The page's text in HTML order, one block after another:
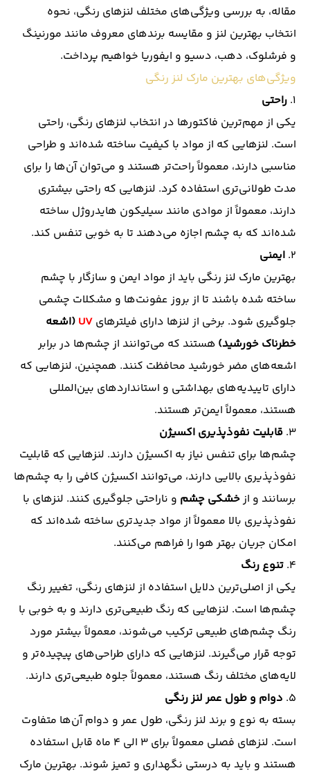
مقاله، به بررسی ویژگی‌های مختلف لنزهای رنگی، نحوه
انتخاب بهترین لنز و مقایسه برندهای معروف مانند مورنینگ
و فرشلوک، دهب، دسیو و ایفوریا خواهیم پرداخت.
ویژگی‌های بهترین مارک لنز رنگی
۱. راحتی
یکی از مهم‌ترین فاکتورها در انتخاب لنزهای رنگی، راحتی
است. لنزهایی که از مواد با کیفیت ساخته شده‌اند و طراحی
مناسبی دارند، معمولاً راحت‌تر هستند و می‌توان آن‌ها را برای
مدت طولانی‌تری استفاده کرد. لنزهایی که راحتی بیشتری
دارند، معمولاً از موادی مانند سیلیکون هایدروژل ساخته
شده‌اند که به چشم اجازه می‌دهند تا به خوبی تنفس کند.
۲. ایمنی
بهترین مارک لنز رنگی باید از مواد ایمن و سازگار با چشم
ساخته شده باشند تا از بروز عفونت‌ها و مشکلات چشمی
جلوگیری شود. برخی از لنزها دارای فیلترهای UV (اشعه
خطرناک خورشید) هستند که می‌توانند از چشم‌ها در برابر
اشعه‌های مضر خورشید محافظت کنند. همچنین، لنزهایی که
دارای تاییدیه‌های بهداشتی و استانداردهای بین‌المللی
هستند، معمولاً ایمن‌تر هستند.
۳. قابلیت نفوذپذیری اکسیژن
چشم‌ها برای تنفس نیاز به اکسیژن دارند. لنزهایی که قابلیت
نفوذپذیری بالایی دارند، می‌توانند اکسیژن کافی را به چشم‌ها
برسانند و ازخشکی چشم و ناراحتی جلوگیری کنند. لنزهای با
نفوذپذیری بالا معمولاً از مواد جدیدتری ساخته شده‌اند که
امکان جریان بهتر هوا را فراهم می‌کنند.
۴. تنوع رنگ
یکی از اصلی‌ترین دلایل استفاده از لنزهای رنگی، تغییر رنگ
چشم‌ها است. لنزهایی که رنگ طبیعی‌تری دارند و به خوبی با
رنگ چشم‌های طبیعی ترکیب می‌شوند، معمولاً بیشتر مورد
توجه قرار می‌گیرند. لنزهایی که دارای طراحی‌های پیچیده‌تر و
لایه‌های مختلف رنگ هستند، معمولاً جلوه طبیعی‌تری دارند.
۵. دوام و طول عمر لنز رنگی
بسته به نوع و برند لنز رنگی، طول عمر و دوام آن‌ها متفاوت
است. لنزهای فصلی معمولاً برای 3 الی 4 ماه قابل استفاده
هستند و باید به درستی نگهداری و تمیز شوند. بهترین مارک